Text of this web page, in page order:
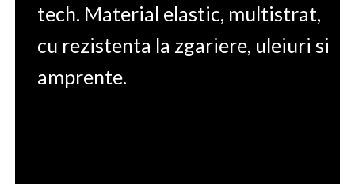
tech. Material elastic, multistrat,
cu rezistenta la zgariere, uleiuri si
amprente.